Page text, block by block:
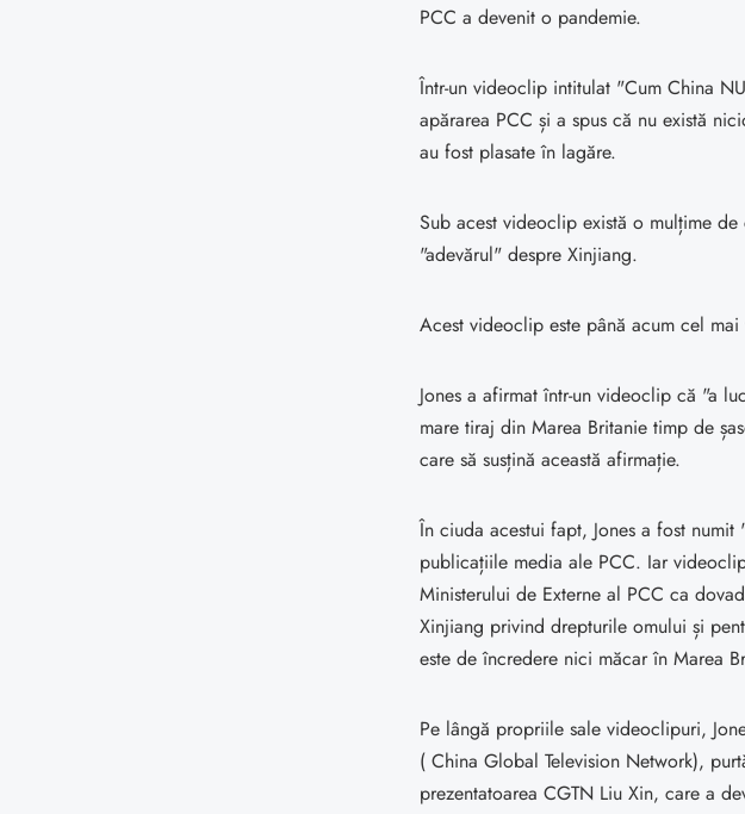
PCC a devenit o pandemie.
Într-un videoclip intitulat "Cum China
apărarea PCC și a spus că nu există
au fost plasate în lagăre.
Sub acest videoclip există o mulțime
"adevărul" despre Xinjiang.
Acest videoclip este până acum cel
Jones a afirmat într-un videoclip că "a
mare tiraj din Marea Britanie timp de
care să susțină această afirmație.
În ciuda acestui fapt, Jones a fost
publicațiile media ale PCC. Iar
Ministerului de Externe al PCC ca
Xinjiang privind drepturile omului și
este de încredere nici măcar în Marea
Pe lângă propriile sale videoclipuri,
( China Global Television Network),
prezentatoarea CGTN Liu Xin, care a